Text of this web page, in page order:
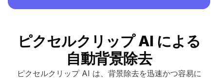
ピクセルクリップ AI による
自動背景除去
ピクセルクリップ AI は、背景除去を迅速かつ容易に